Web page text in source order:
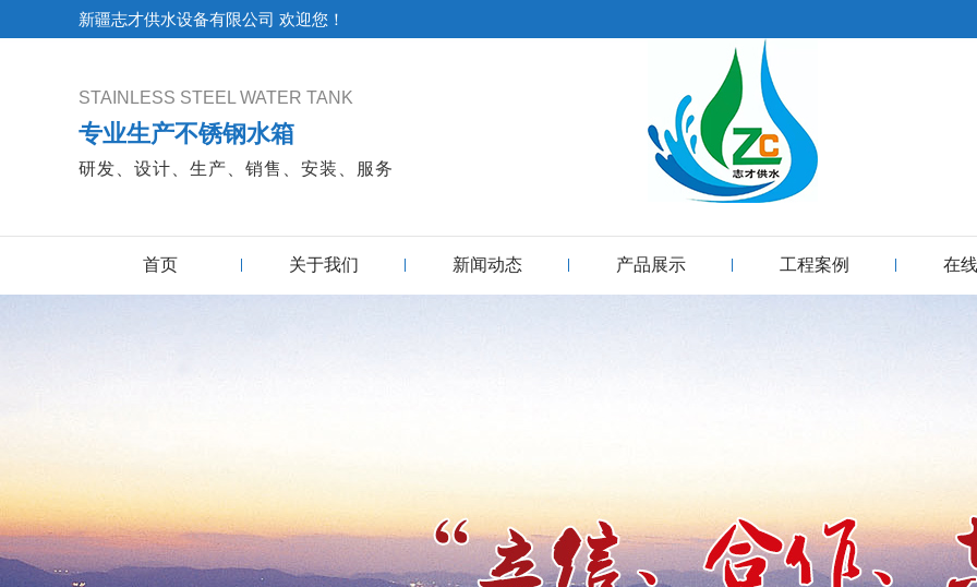
新疆志才供水设备有限公司 欢迎您！
STAINLESS STEEL WATER TANK
专业生产不锈钢水箱
研发、设计、生产、销售、安装、服务
首页 关于我们 新闻动态 产品展示 工程案例 在